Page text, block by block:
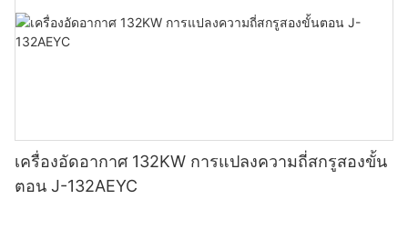
เครื่องอัดอากาศ 132KW การแปลงความถี่สกรูสองขั้น
ตอน J-132AEYC